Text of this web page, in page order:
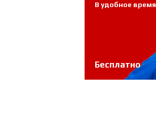
В удобное время
Бесплатно